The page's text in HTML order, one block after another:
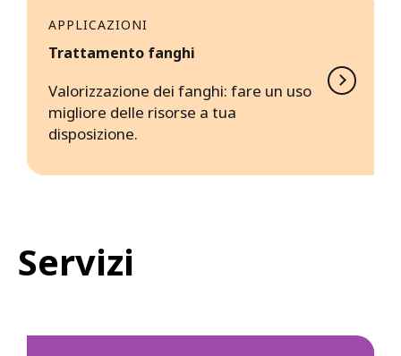
APPLICAZIONI
Trattamento fanghi
Valorizzazione dei fanghi: fare un uso
migliore delle risorse a tua
disposizione.
Servizi